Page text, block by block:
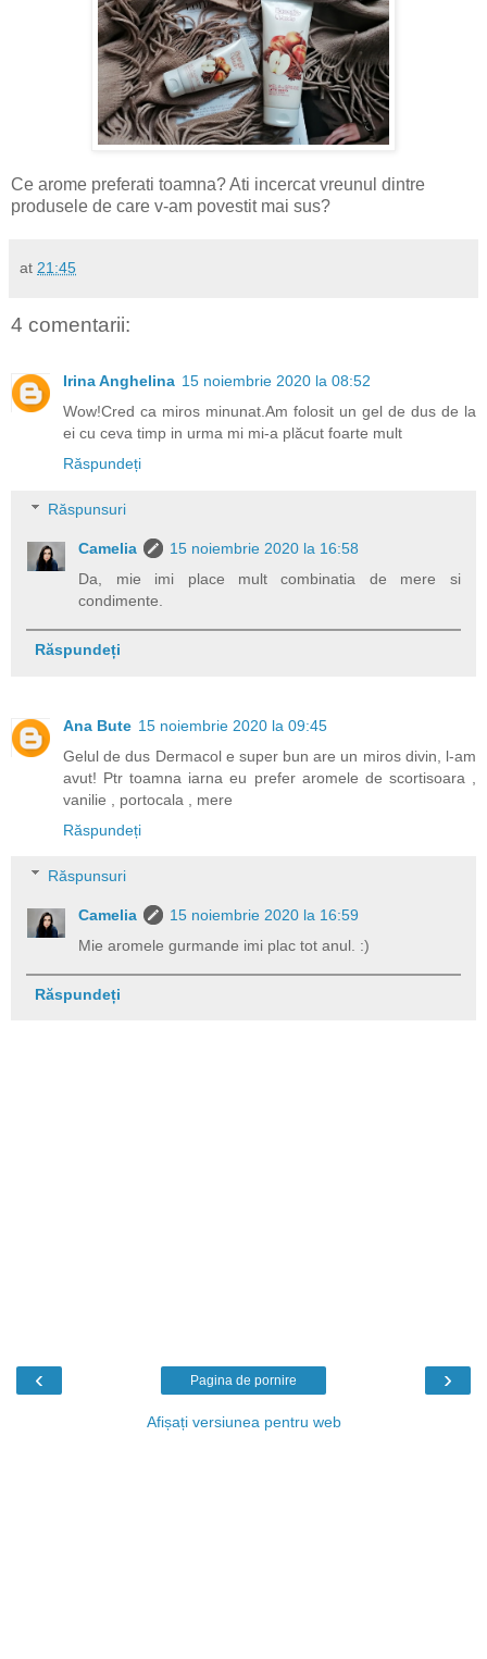
Ce arome preferati toamna? Ati incercat vreunul dintre
produsele de care v-am povestit mai sus?
at 21:45
4 comentarii:
Irina Anghelina 15 noiembrie 2020 la 08:52
Wow!Cred ca miros minunat.Am folosit un gel de dus de la
ei cu ceva timp in urma mi mi-a plăcut foarte mult
Răspundeți
Răspunsuri
Camelia
15 noiembrie 2020 la 16:58
Da, mie imi place mult combinatia de mere si
condimente.
Răspundeți
Ana Bute 15 noiembrie 2020 la 09:45
Gelul de dus Dermacol e super bun are un miros divin, l-am
avut! Ptr toamna iarna eu prefer aromele de scortisoara ,
vanilie , portocala , mere
Răspundeți
Răspunsuri
Camelia
15 noiembrie 2020 la 16:59
Mie aromele gurmande imi plac tot anul. :)
Răspundeți
‹ ›
Pagina de pornire
Afișați versiunea pentru web